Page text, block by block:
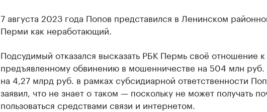
7 августа 2023 года Попов представился в Ленинском
Перми как неработающий.
Подсудимый отказался высказать РБК Пермь своё отношение к
предъявленному обвинению в мошенничестве на 504 млн
на 4,27 млрд руб. в рамках субсидиарной ответственности
заявил, что не знает о таком — поскольку не может получать
пользоваться средствами связи и интернетом.